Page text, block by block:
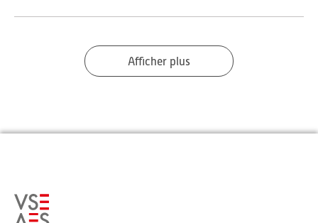
Afficher plus